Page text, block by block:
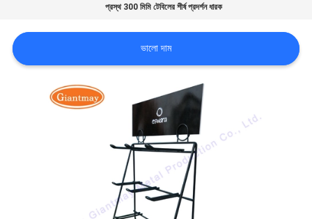
সাইট
ম্যাপ
প্রস্থ 300 মিমি টেবিলের শীর্ষ প্রদর্শন ধারক
ভালো দাম